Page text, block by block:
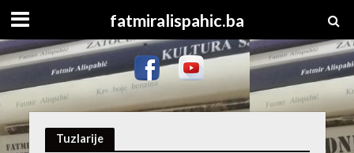
fatmiralispahic.ba
Tuzlarije